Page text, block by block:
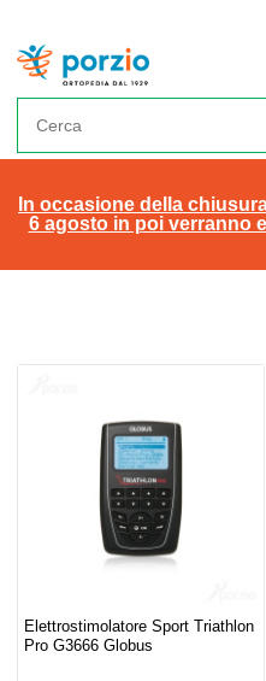
In occasione della
6 agosto in poi verranno
Elettrostimolatore Sport Triathlon
Pro G3666 Globus